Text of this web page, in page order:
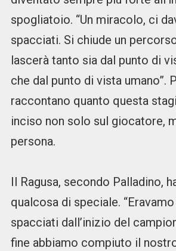
spogliatoio. “Un miracolo, ci
spacciati. Si chiude un
lascerà tanto sia dal punto di
che dal punto di vista umano”.
raccontano quanto questa
inciso non solo sul giocatore,
persona.
Il Ragusa, secondo Palladino,
qualcosa di speciale.
spacciati dall’inizio del
fine abbiamo compiuto il